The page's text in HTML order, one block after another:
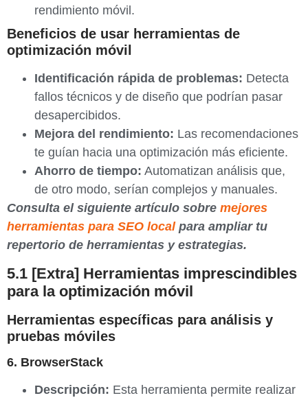
rendimiento móvil.
Beneficios de usar herramientas de
optimización móvil
Identificación rápida de problemas: Detecta
fallos técnicos y de diseño que podrían pasar
desapercibidos.
Mejora del rendimiento: Las recomendaciones
te guían hacia una optimización más eficiente.
Ahorro de tiempo: Automatizan análisis que,
de otro modo, serían complejos y manuales.
Consulta el siguiente artículo sobre mejores
herramientas para SEO local para ampliar tu
repertorio de herramientas y estrategias.
5.1 [Extra] Herramientas imprescindibles
para la optimización móvil
Herramientas específicas para análisis y
pruebas móviles
6. BrowserStack
Descripción: Esta herramienta permite realizar